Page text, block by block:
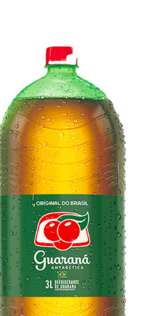
chocolate
ovo
iogurte
macarrão
º arroz